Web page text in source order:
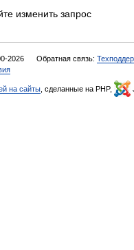
изменить запрос
2026 Обратная связь:
на сайты , сделанные на PHP,